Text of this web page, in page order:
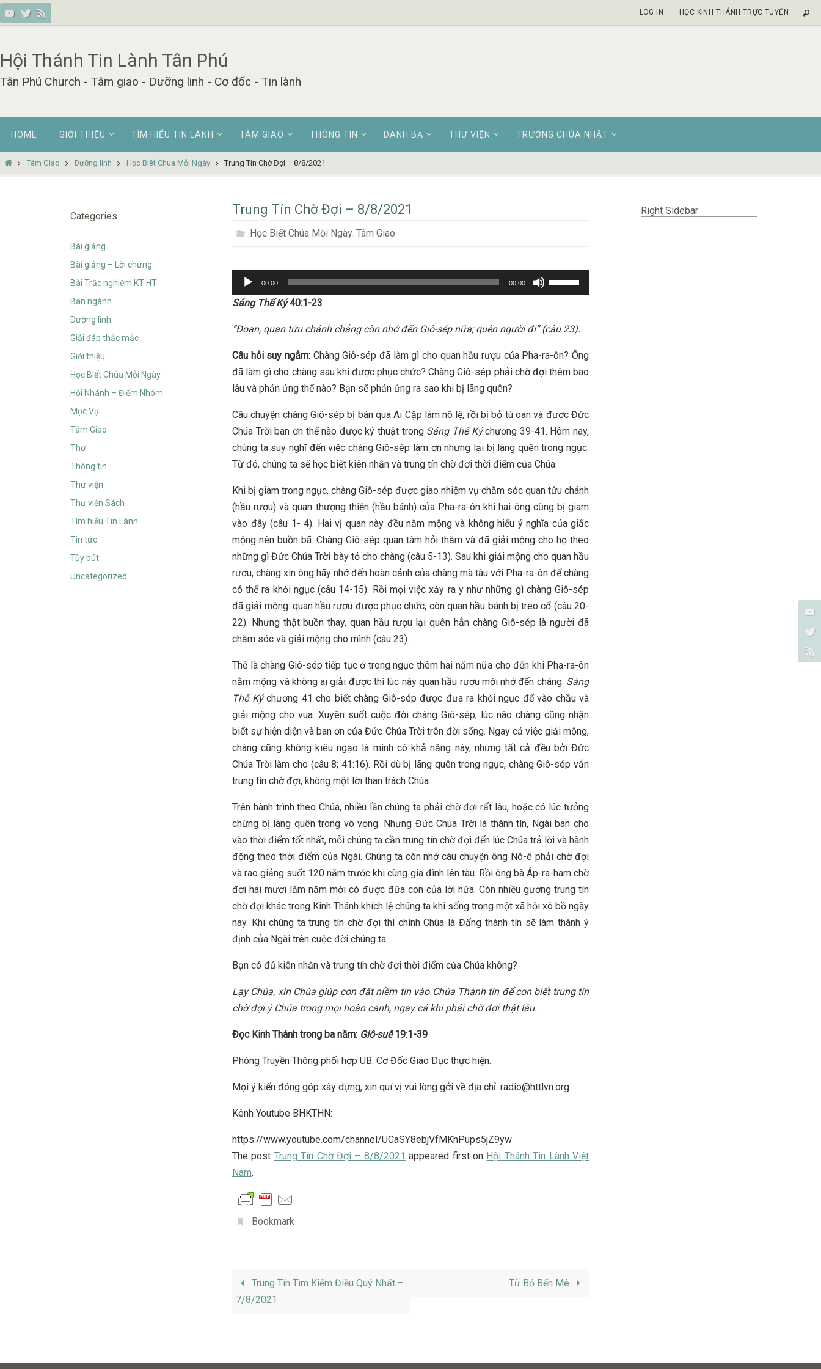
Skip
to
LOG IN HỌC KINH THÁNH TRỰC TUYẾN
Hội Thánh Tin Lành Tân Phú
Tân Phú Church - Tâm giao - Dưỡng linh - Cơ đốc - Tin lành
content
HOME GIỚI THIỆU TÌM HIỂU TIN LÀNH TÂM GIAO THÔNG TIN DANH BẠ THƯ VIỆN TRƯỜNG CHÚA NHẬT
HomeTâm Giao Dưỡng linh Học Biết Chúa Mỗi Ngày Trung Tín Chờ Đợi – 8/8/2021
Trung Tín Chờ Đợi – 8/8/2021
Học Biết Chúa Mỗi Ngày, Tâm Giao
Audio
Player
00:00 00:00
Use
Up/Down
keys
increase
or
volume.
Sáng Thế Ký40:1-23
“Đoạn, quan tửu chánh chẳng còn nhớ đến Giô-sép nữa; quên người đi” (câu 23).
Câu hỏi suy ngẫm: Chàng Giô-sép đã làm gì cho quan hầu rượu của Pha-ra-ôn? Ông
đã làm gì cho chàng sau khi được phục chức? Chàng Giô-sép phải chờ đợi thêm bao
lâu và phản ứng thế nào? Bạn sẽ phản ứng ra sao khi bị lãng quên?
Câu chuyện chàng Giô-sép bị bán qua Ai Cập làm nô lệ, rồi bị bỏ tù oan và được Đức
Chúa Trời ban ơn thế nào được ký thuật trong Sáng Thế Kýchương 39-41. Hôm nay,
chúng ta suy nghĩ đến việc chàng Giô-sép làm ơn nhưng lại bị lãng quên trong ngục.
Từ đó, chúng ta sẽ học biết kiên nhẫn và trung tín chờ đợi thời điểm của Chúa.
Khi bị giam trong ngục, chàng Giô-sép được giao nhiệm vụ chăm sóc quan tửu chánh
(hầu rượu) và quan thượng thiện (hầu bánh) của Pha-ra-ôn khi hai ông cũng bị giam
vào đây (câu 1- 4). Hai vị quan này đều nằm mộng và không hiểu ý nghĩa của giấc
mộng nên buồn bã. Chàng Giô-sép quan tâm hỏi thăm và đã giải mộng cho họ theo
những gì Đức Chúa Trời bày tỏ cho chàng (câu 5-13). Sau khi giải mộng cho quan hầu
rượu, chàng xin ông hãy nhớ đến hoàn cảnh của chàng mà tâu với Pha-ra-ôn để chàng
có thể ra khỏi ngục (câu 14-15). Rồi mọi việc xảy ra y như những gì chàng Giô-sép
đã giải mộng: quan hầu rượu được phục chức, còn quan hầu bánh bị treo cổ (câu 20-
22). Nhưng thật buồn thay, quan hầu rượu lại quên hẳn chàng Giô-sép là người đã
chăm sóc và giải mộng cho mình (câu 23).
Thế là chàng Giô-sép tiếp tục ở trong ngục thêm hai năm nữa cho đến khi Pha-ra-ôn
nằm mộng và không ai giải được thì lúc này quan hầu rượu mới nhớ đến chàng. Sáng
Thế Kýchương 41 cho biết chàng Giô-sép được đưa ra khỏi ngục để vào chầu và
giải mộng cho vua. Xuyên suốt cuộc đời chàng Giô-sép, lúc nào chàng cũng nhận
biết sự hiện diện và ban ơn của Đức Chúa Trời trên đời sống. Ngay cả việc giải mộng,
chàng cũng không kiêu ngạo là mình có khả năng này, nhưng tất cả đều bởi Đức
Chúa Trời làm cho (câu 8; 41:16). Rồi dù bị lãng quên trong ngục, chàng Giô-sép vẫn
trung tín chờ đợi, không một lời than trách Chúa.
Trên hành trình theo Chúa, nhiều lần chúng ta phải chờ đợi rất lâu, hoặc có lúc tưởng
chừng bị lãng quên trong vô vọng. Nhưng Đức Chúa Trời là thành tín, Ngài ban cho
vào thời điểm tốt nhất, mỗi chúng ta cần trung tín chờ đợi đến lúc Chúa trả lời và hành
động theo thời điểm của Ngài. Chúng ta còn nhớ câu chuyện ông Nô-ê phải chờ đợi
và rao giảng suốt 120 năm trước khi cùng gia đình lên tàu. Rồi ông bà Áp-ra-ham chờ
đợi hai mươi lăm năm mới có được đứa con của lời hứa. Còn nhiều gương trung tín
chờ đợi khác trong Kinh Thánh khích lệ chúng ta khi sống trong một xã hội xô bồ ngày
nay. Khi chúng ta trung tín chờ đợi thì chính Chúa là Đấng thành tín sẽ làm thành ý
định của Ngài trên cuộc đời chúng ta.
Bạn có đủ kiên nhẫn và trung tín chờ đợi thời điểm của Chúa không?
Lạy Chúa, xin Chúa giúp con đặt niềm tin vào Chúa Thành tín để con biết trung tín
chờ đợi ý Chúa trong mọi hoàn cảnh, ngay cả khi phải chờ đợi thật lâu.
Đọc Kinh Thánh trong ba năm: Giô-suê19:1-39
Phòng Truyền Thông phối hợp UB. Cơ Đốc Giáo Dục thực hiện.
Mọi ý kiến đóng góp xây dựng, xin quí vị vui lòng gởi về địa chỉ: radio@httlvn.org
Kênh Youtube BHKTHN:
https://www.youtube.com/channel/UCaSY8ebjVfMKhPups5jZ9yw
The post Trung Tín Chờ Đợi – 8/8/2021 appeared first on Hội Thánh Tin Lành Việt
Nam.
Bookmark.
Trung Tín Tìm Kiếm Điều Quý Nhất –
7/8/2021
Từ Bỏ Bến Mê
Categories
Bài giảng
Bài giảng – Lời chứng
Bài Trắc nghiệm KT HT
Ban ngành
Dưỡng linh
Giải đáp thắc mắc
Giới thiệu
Học Biết Chúa Mỗi Ngày
Hội Nhánh – Điểm Nhóm
Mục Vụ
Tâm Giao
Thơ
Thông tin
Thư viện
Thư viện Sách
Tìm hiểu Tin Lành
Tin tức
Tùy bút
Uncategorized
Right Sidebar